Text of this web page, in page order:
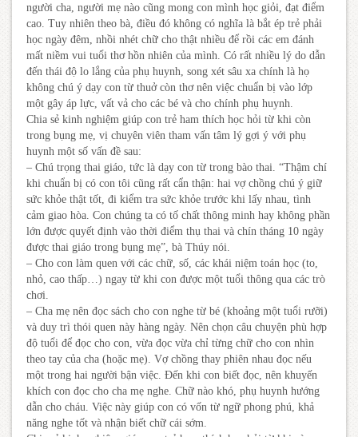
người cha, người mẹ nào cũng mong con mình học giỏi, đạt điểm
cao. Tuy nhiên theo bà, điều đó không có nghĩa là bắt ép trẻ phải
học ngày đêm, nhồi nhét chữ cho thật nhiều để rồi các em đánh
mất niềm vui tuổi thơ hồn nhiên của mình. Có rất nhiều lý do dẫn
đến thái độ lo lắng của phụ huynh, song xét sâu xa chính là họ
không chú ý dạy con từ thuở còn thơ nên việc chuẩn bị vào lớp
một gây áp lực, vất vả cho các bé và cho chính phụ huynh.
Chia sẻ kinh nghiệm giúp con trẻ ham thích học hỏi từ khi còn
trong bụng mẹ, vị chuyên viên tham vấn tâm lý gợi ý với phụ
huynh một số vấn đề sau:
– Chú trọng thai giáo, tức là dạy con từ trong bào thai. “Thậm chí
khi chuẩn bị có con tôi cũng rất cẩn thận: hai vợ chồng chú ý giữ
sức khỏe thật tốt, đi kiểm tra sức khỏe trước khi lấy nhau, tình
cảm giao hòa. Con chúng ta có tố chất thông minh hay không phần
lớn được quyết định vào thời điểm thụ thai và chín tháng 10 ngày
được thai giáo trong bụng mẹ”, bà Thúy nói.
– Cho con làm quen với các chữ, số, các khái niệm toán học (to,
nhỏ, cao thấp…) ngay từ khi con được một tuổi thông qua các trò
chơi.
– Cha mẹ nên đọc sách cho con nghe từ bé (khoảng một tuổi rưỡi)
và duy trì thói quen này hàng ngày. Nên chọn câu chuyện phù hợp
độ tuổi để đọc cho con, vừa đọc vừa chỉ từng chữ cho con nhìn
theo tay của cha (hoặc mẹ). Vợ chồng thay phiên nhau đọc nếu
một trong hai người bận việc. Đến khi con biết đọc, nên khuyến
khích con đọc cho cha mẹ nghe. Chữ nào khó, phụ huynh hướng
dẫn cho cháu. Việc này giúp con có vốn từ ngữ phong phú, khả
năng nghe tốt và nhận biết chữ cái sớm.